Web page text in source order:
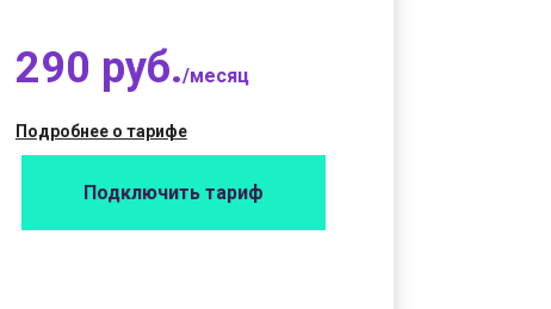
290 руб./месяц
Подробнее о тарифе
Подключить тариф